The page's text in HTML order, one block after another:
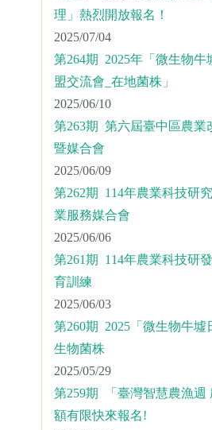
理」熱烈開放報名！
2025/07/04
第264期 2025年「微生物牛
盟交流會_在地菌株」
2025/06/10
第263期 第六屆臺中區農業
暨媒合會
2025/06/09
第262期 114年農業科技研
業服務媒合會
2025/06/06
第261期 114年農業科技研
育訓練
2025/06/03
第260期 2025「微生物牛墟
生物菌株
2025/05/29
第259期 「臺灣智慧農漁週
額有限快來報名!